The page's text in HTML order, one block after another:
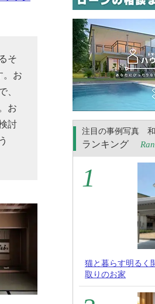
そ
。お
、
お
討
注目の事例写真
ランキング
猫と暮らす明るく
取りのお家